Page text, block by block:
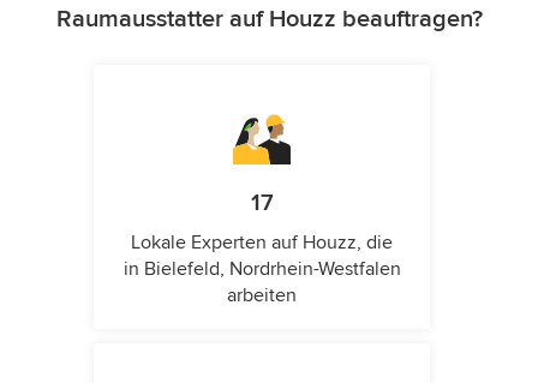
Raumausstatter auf Houzz beauftragen?
17
Lokale Experten auf Houzz, die
in Bielefeld, Nordrhein-Westfalen
arbeiten